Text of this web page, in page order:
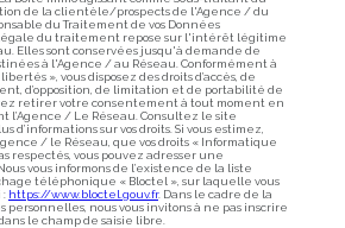
de la clientèle/prospects de l'Agence / du
du Traitement de vos Données
légale du traitement repose sur l'intérêt légitime
Elles sont conservées jusqu'à demande de
à l'Agence / au Réseau. Conformément à
», vous disposez des droits d’accès, de
d’opposition, de limitation et de portabilité de
retirer votre consentement à tout moment en
/ Le Réseau. Consultez le site
d’informations sur vos droits. Si vous estimez,
/ le Réseau, que vos droits « Informatique
respectés, vous pouvez adresser une
vous informons de l’existence de la liste
téléphonique « Bloctel », sur laquelle vous
: https://www.bloctel.gouv.fr. Dans le cadre de la
personnelles, nous vous invitons à ne pas inscrire
le champ de saisie libre.